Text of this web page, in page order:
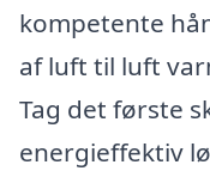
kompetente
af luft til luft
Tag det første
energieffektiv